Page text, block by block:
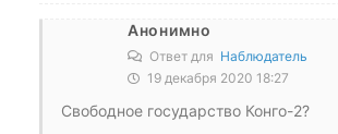
Анонимно
Ответ для Наблюдатель
19 декабря 2020 18:27
Свободное государство Конго-2?